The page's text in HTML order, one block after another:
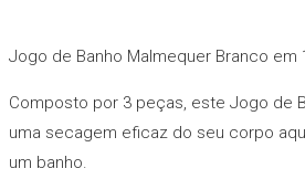
Jogo de Banho Malmequer Branco em
Composto por 3 peças, este Jogo de
uma secagem eficaz do seu corpo
um banho.